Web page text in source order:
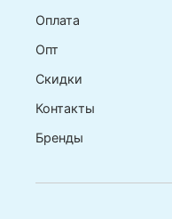
Оплата
Опт
Скидки
Контакты
Бренды